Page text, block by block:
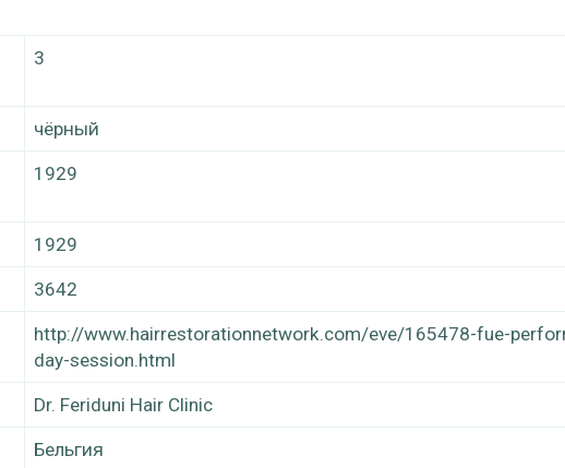
3
чёрный
1929
1929
3642
http://www.hairrestorationnetwork.com/eve/165478-fue-
day-session.html
Dr. Feriduni Hair Clinic
Бельгия